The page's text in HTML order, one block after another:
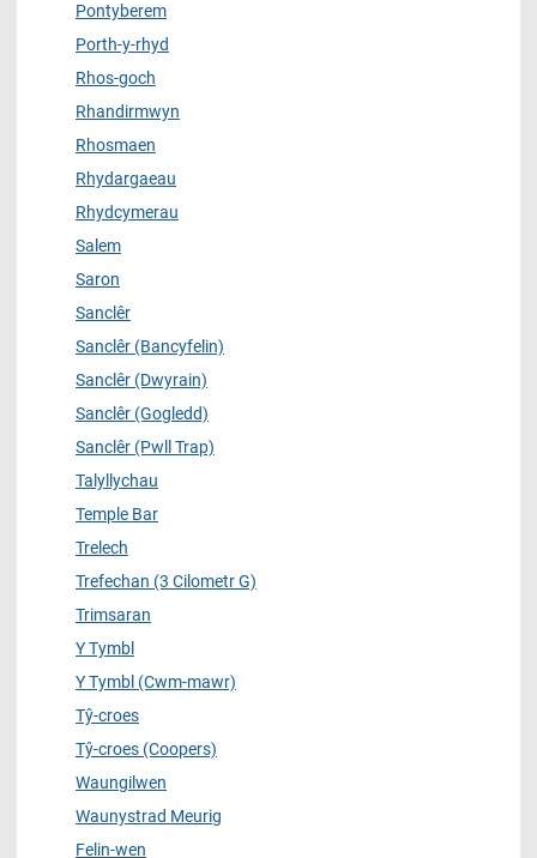
Pontyberem
Porth-y-rhyd
Rhos-goch
Rhandirmwyn
Rhosmaen
Rhydargaeau
Rhydcymerau
Salem
Saron
Sanclêr
Sanclêr (Bancyfelin)
Sanclêr (Dwyrain)
Sanclêr (Gogledd)
Sanclêr (Pwll Trap)
Talyllychau
Temple Bar
Trelech
Trefechan (3 Cilometr G)
Trimsaran
Y Tymbl
Y Tymbl (Cwm-mawr)
Tŷ-croes
Tŷ-croes (Coopers)
Waungilwen
Waunystrad Meurig
Felin-wen